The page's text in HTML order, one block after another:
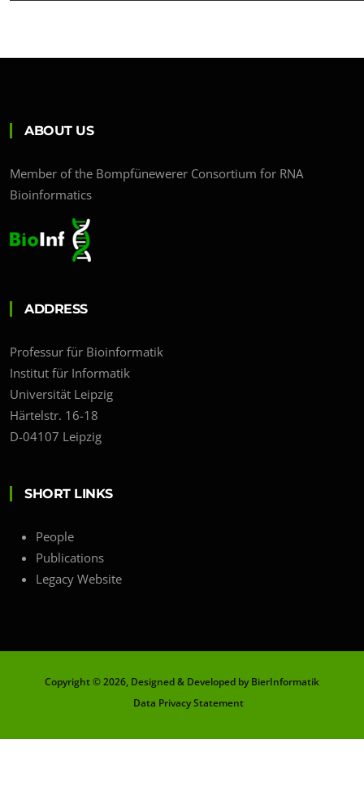
ABOUT US
Member of the Bompfünewerer Consortium for RNA
Bioinformatics
ADDRESS
Professur für Bioinformatik
Institut für Informatik
Universität Leipzig
Härtelstr. 16-18
D-04107 Leipzig
SHORT LINKS
People
Publications
Legacy Website
Copyright ©2026, Designed & Developed by BierInformatik
Data Privacy Statement